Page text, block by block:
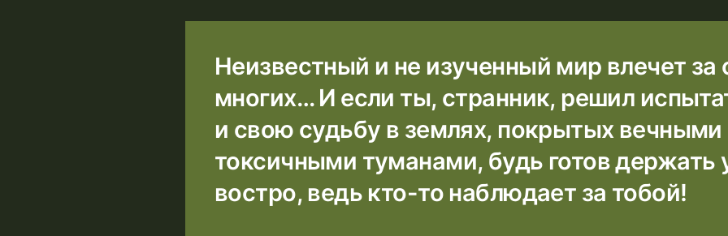
Неизвестный и не изученный мир влечет за
многих… И если ты, странник, решил
и свою судьбу в землях, покрытых вечными
токсичными туманами, будь готов держать
востро, ведь кто-то наблюдает за тобой!